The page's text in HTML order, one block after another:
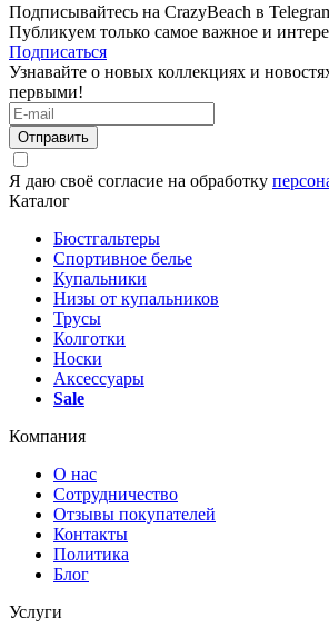
Подписывайтесь на CrazyBeach в
Публикуем только самое важное и
Подписаться
Узнавайте о новых коллекциях и
первыми!
Отправить
Я даю своё согласие на обработку
Каталог
Бюстгальтеры
Спортивное белье
Купальники
Низы от купальников
Трусы
Колготки
Носки
Аксессуары
Sale
Компания
О нас
Сотрудничество
Отзывы покупателей
Контакты
Политика
Блог
Услуги